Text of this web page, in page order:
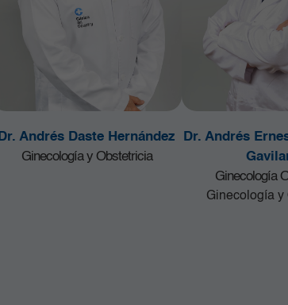
Dr. Andrés Daste Hernández
Ginecología y Obstetricia
Dr. Andrés
Ginecología
Ginecología y